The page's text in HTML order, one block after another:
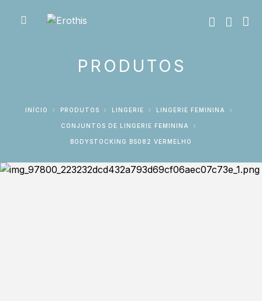
PRODUTOS
INÍCIO PRODUTOS LINGERIE LINGERIE FEMININA
CONJUNTOS DE LINGERIE FEMININA
BODYSTOCKING BS082 VERMELHO